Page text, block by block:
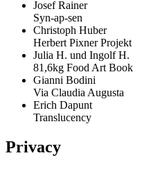
Josef Rainer
Syn-ap-sen
Christoph Huber
Herbert Pixner Projekt
Julia H. und Ingolf H.
81,6kg Food Art Book
Gianni Bodini
Via Claudia Augusta
Erich Dapunt
Translucency
Privacy